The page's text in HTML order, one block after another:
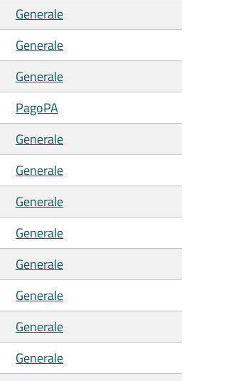
Generale
Generale
Generale
PagoPA
Generale
Generale
Generale
Generale
Generale
Generale
Generale
Generale